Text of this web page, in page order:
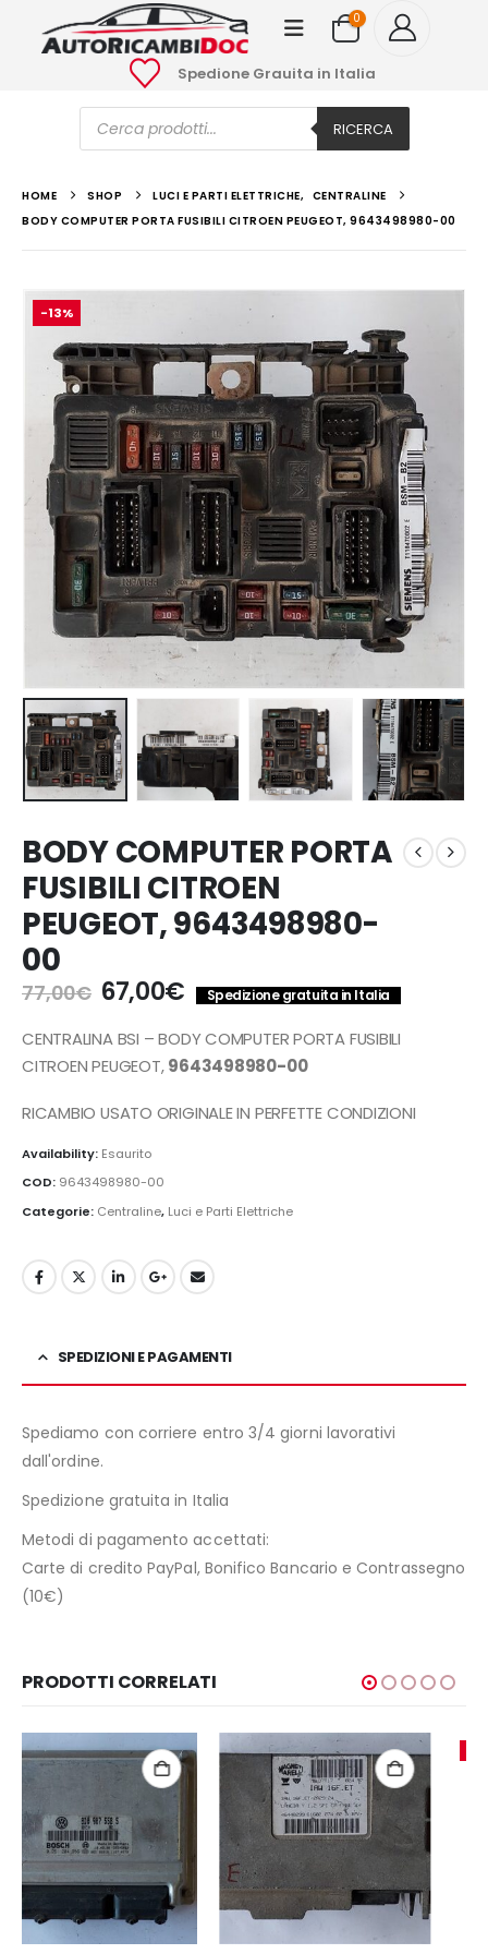
0
Spedione Grauita in Italia
Ricerca
prodotti RICERCA
HOME SHOP LUCI E PARTI ELETTRICHE, CENTRALINE
BODY COMPUTER PORTA FUSIBILI CITROEN PEUGEOT, 9643498980-00
-13%
BODY COMPUTER PORTA
FUSIBILI CITROEN
PEUGEOT, 9643498980-
00
77,00€ Il
prezzo
originale
era:
67,00€Il
prezzo
attuale
è:
Spedizione gratuita in Italia
CENTRALINA BSI – BODY COMPUTER PORTA FUSIBILI
CITROEN PEUGEOT,9643498980-00
RICAMBIO USATO ORIGINALE IN PERFETTE CONDIZIONI
Availability: Esaurito
COD: 9643498980-00
Categorie: Centraline, Luci e Parti Elettriche
SPEDIZIONI E PAGAMENTI
Spediamo con corriere entro 3/4 giorni lavorativi
dall'ordine.
Spedizione gratuita in Italia
Metodi di pagamento accettati:
Carte di credito PayPal, Bonifico Bancario e Contrassegno
(10€)
PRODOTTI CORRELATI
-15%